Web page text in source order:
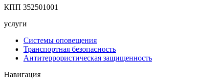
КПП 352501001
услуги
Системы оповещения
Транспортная безопасность
Антитеррористическая защищенность
Навигация